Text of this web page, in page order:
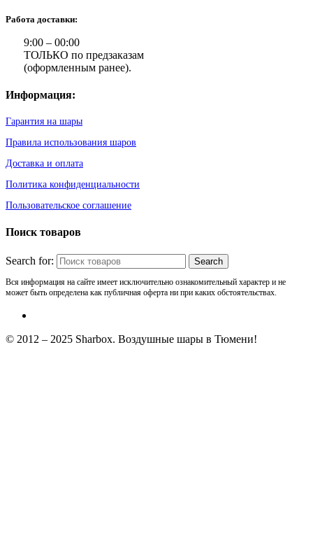
Работа доставки:
9:00 – 00:00
ТОЛЬКО по предзаказам
(оформленным ранее).
Информация:
Гарантия на шары
Правила использования шаров
Доставка и оплата
Политика конфиденциальности
Пользовательское соглашение
Поиск товаров
Search for:
Вся информация на сайте имеет исключительно ознакомительный характер и не
может быть определена как публичная оферта ни при каких обстоятельствах.
© 2012 – 2025 Sharbox. Воздушные шары в Тюмени!